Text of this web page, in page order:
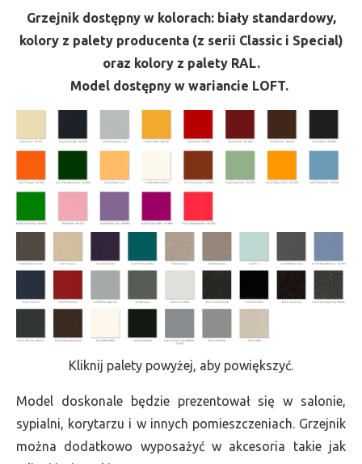
Grzejnik dostępny w kolorach: biały standardowy,
kolory z palety producenta (z serii Classic i Special)
oraz kolory z palety RAL.
Model dostępny w wariancie LOFT.
Kliknij palety powyżej, aby powiększyć.
Model doskonale będzie prezentował się w salonie,
sypialni, korytarzu i w innych pomieszczeniach. Grzejnik
można dodatkowo wyposażyć w akcesoria takie jak